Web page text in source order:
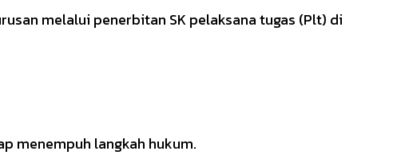
melalui penerbitan SK pelaksana tugas (Plt) di
menempuh langkah hukum.